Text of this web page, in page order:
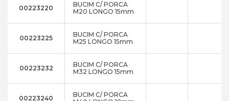
00223220
BUCIM C/ PORCA
M20 LONGO 15mm
00223225
BUCIM C/ PORCA
M25 LONGO 15mm
00223232
BUCIM C/ PORCA
M32 LONGO 15mm
00223240
BUCIM C/ PORCA